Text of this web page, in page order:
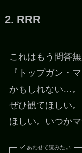
2. RRR
これはもう問答
『トップガン・
かもしれない…
ぜひ観てほしい
ほしい。いつか
あわせて読みたい